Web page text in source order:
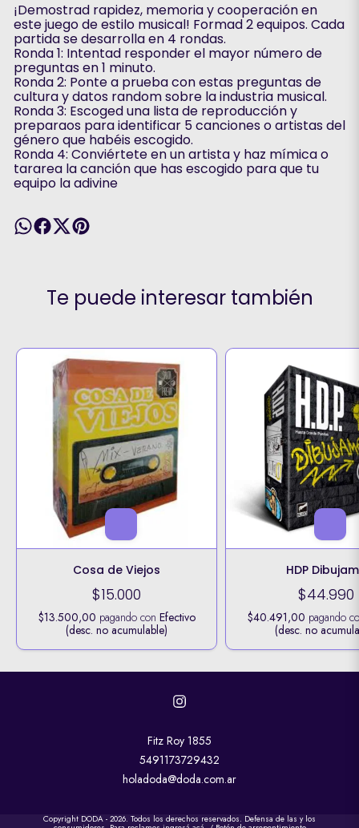
¡Demostrad rapidez, memoria y cooperación en
este juego de estilo musical! Formad 2 equipos. Cada
partida se desarrolla en 4 rondas.
Ronda 1: Intentad responder el mayor número de
preguntas en 1 minuto.
Ronda 2: Ponte a prueba con estas preguntas de
cultura y datos random sobre la industria musical.
Ronda 3: Escoged una lista de reproducción y
preparaos para identificar 5 canciones o artistas del
género que habéis escogido.
Ronda 4: Conviértete en un artista y haz mímica o
tararea la canción que has escogido para que tu
equipo la adivine
Te puede interesar también
Cosa de Viejos
$15.000
$13.500,00 pagando con Efectivo
(desc. no acumulable)
HDP
$44.990
$40.491,00 pagando
(desc. no
Fitz Roy 1855
5491173729432
holadoda@doda.com.ar
Copyright DODA - 2026. Todos los derechos reservados. Defensa de las y los